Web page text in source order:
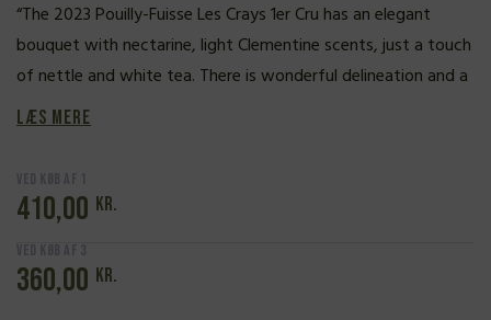
“The 2023 Pouilly-Fuisse Les Crays 1er Cru has an elegant
bouquet with nectarine, light Clementine scents, just a touch
of nettle and white tea. There is wonderful delineation and a
Læs mere
410,00 kr.
360,00 kr.